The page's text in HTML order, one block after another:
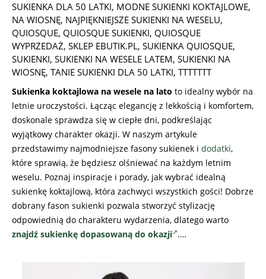
SUKIENKA DLA 50 LATKI, MODNE SUKIENKI KOKTAJLOWE,
NA WIOSNĘ, NAJPIĘKNIEJSZE SUKIENKI NA WESELU,
QUIOSQUE, QUIOSQUE SUKIENKI, QUIOSQUE
WYPRZEDAŻ, SKLEP EBUTIK.PL, SUKIENKA QUIOSQUE,
SUKIENKI, SUKIENKI NA WESELE LATEM, SUKIENKI NA
WIOSNĘ, TANIE SUKIENKI DLA 50 LATKI, TTTTTTT
Sukienka koktajlowa na wesele na lato to idealny wybór na
letnie uroczystości. Łącząc elegancję z lekkością i komfortem,
doskonale sprawdza się w ciepłe dni, podkreślając
wyjątkowy charakter okazji. W naszym artykule
przedstawimy najmodniejsze fasony sukienek i dodatki,
które sprawią, że będziesz olśniewać na każdym letnim
weselu. Poznaj inspiracje i porady, jak wybrać idealną
sukienkę koktajlową, która zachwyci wszystkich gości! Dobrze
dobrany fason sukienki pozwala stworzyć stylizację
odpowiednią do charakteru wydarzenia, dlatego warto
znajdź sukienkę dopasowaną do okazji .…